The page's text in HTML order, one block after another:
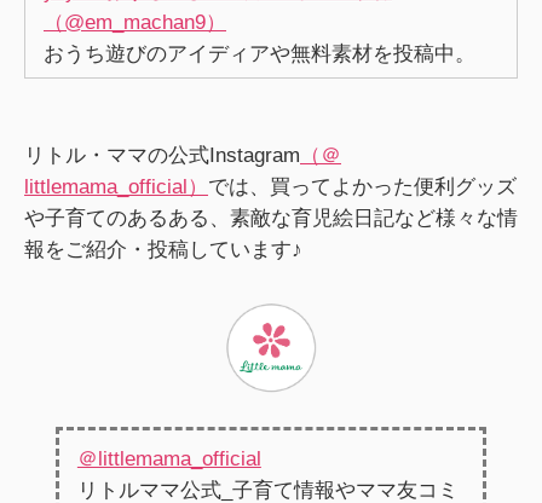
（@em_machan9）
おうち遊びのアイディアや無料素材を投稿中。
リトル・ママの公式Instagram （＠
littlemama_official） では、買ってよかった便利グッズ
や子育てのあるある、素敵な育児絵日記など様々な情
報をご紹介・投稿しています♪
＠littlemama_official
リトルママ公式_子育て情報やママ友コミ